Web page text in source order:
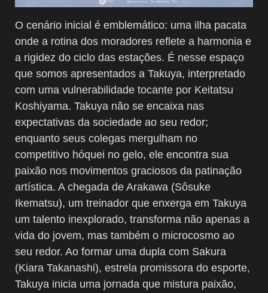
O cenário inicial é emblemático: uma ilha pacata
onde a rotina dos moradores reflete a harmonia e
a rigidez do ciclo das estações. É nesse espaço
que somos apresentados a Takuya, interpretado
com uma vulnerabilidade tocante por Keitatsu
Koshiyama. Takuya não se encaixa nas
expectativas da sociedade ao seu redor;
enquanto seus colegas mergulham no
competitivo hóquei no gelo, ele encontra sua
paixão nos movimentos graciosos da patinação
artística. A chegada de Arakawa (Sôsuke
Ikematsu), um treinador que enxerga em Takuya
um talento inexplorado, transforma não apenas a
vida do jovem, mas também o microcosmo ao
seu redor. Ao formar uma dupla com Sakura
(Kiara Takanashi), estrela promissora do esporte,
Takuya inicia uma jornada que mistura paixão,